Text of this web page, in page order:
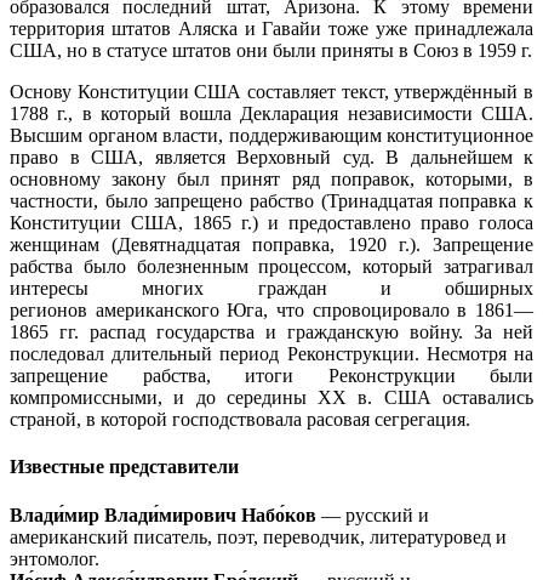
образовался последний штат, Аризона. К этому времени
территория штатов Аляска и Гавайи тоже уже принадлежала
США, но в статусе штатов они были приняты в Союз в 1959 г.
Основу Конституции США составляет текст, утверждённый в
1788 г., в который вошла Декларация независимости США.
Высшим органом власти, поддерживающим конституционное
право в США, является Верховный суд. В дальнейшем к
основному закону был принят ряд поправок, которыми, в
частности, было запрещено рабство (Тринадцатая поправка к
Конституции США, 1865 г.) и предоставлено право голоса
женщинам (Девятнадцатая поправка, 1920 г.). Запрещение
рабства было болезненным процессом, который затрагивал
интересы многих граждан и обширных
регионов американского Юга, что спровоцировало в 1861—
1865 гг. распад государства и гражданскую войну. За ней
последовал длительный период Реконструкции. Несмотря на
запрещение рабства, итоги Реконструкции были
компромиссными, и до середины ХХ в. США оставались
страной, в которой господствовала расовая сегрегация.
Известные представители
Влади́мир Влади́мирович Набо́ков — русский и
американский писатель, поэт, переводчик, литературовед и
энтомолог.